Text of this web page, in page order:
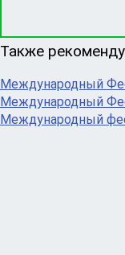
Также
Международный
Международный
Международный